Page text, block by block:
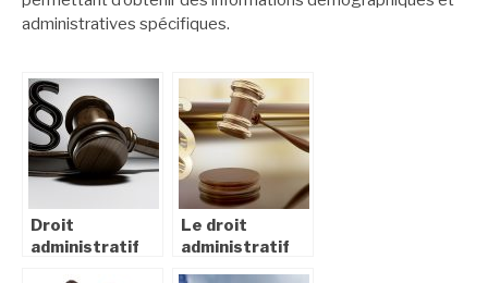
administratives spécifiques.
Droit
administratif
Le droit
administratif